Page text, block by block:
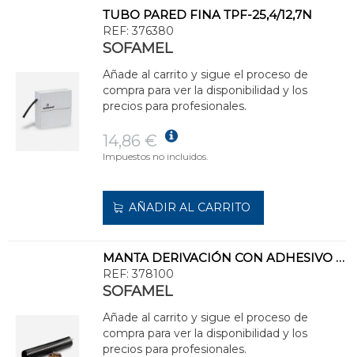
TUBO PARED FINA TPF-25,4/12,7N
REF: 376380
SOFAMEL
Añade al carrito y sigue el proceso de
compra para ver la disponibilidad y los
precios para profesionales.
14,86 €
Impuestos no incluidos.
AÑADIR AL CARRITO
MANTA DERIVACIÓN CON ADHESIVO MRA-4312/250
REF: 378100
SOFAMEL
Añade al carrito y sigue el proceso de
compra para ver la disponibilidad y los
precios para profesionales.